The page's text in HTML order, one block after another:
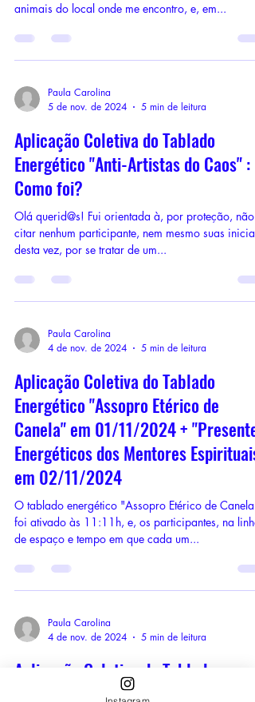
animais do local onde me encontro, e, em...
Paula Carolina
5 de nov. de 2024
5 min de leitura
Aplicação Coletiva do Tablado
Energético "Anti-Artistas do Caos" :
Como foi?
Olá querid@s! Fui orientada à, por proteção, não
citar nenhum participante, nem mesmo suas
desta vez, por se tratar de um...
Paula Carolina
4 de nov. de 2024
5 min de leitura
Aplicação Coletiva do Tablado
Energético "Assopro Etérico de
Canela" em 01/11/2024 + "Presentes
Energéticos dos Mentores Espirituais"
em 02/11/2024
O tablado energético "Assopro Etérico de Canela"
foi ativado às 11:11h, e, os participantes, na linha
de espaço e tempo em que cada um...
Paula Carolina
4 de nov. de 2024
5 min de leitura
Aplicação Coletiva do Tablado
Energético "Especial Sexta-Feira 13"